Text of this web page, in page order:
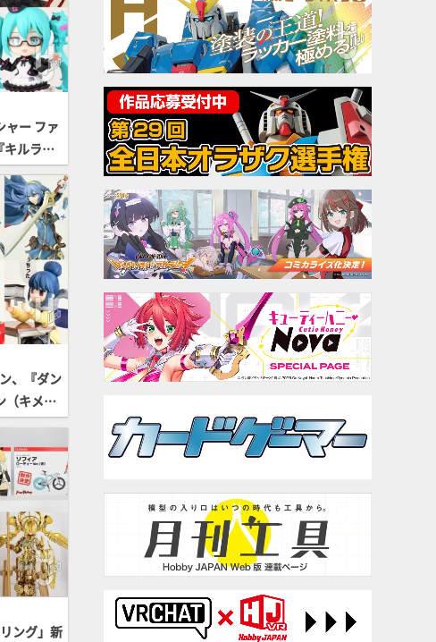
ャー ファ
キルラキ
ミク 20
ェス202
展示⑤】
、『ダン
（キメ
劇場版』
ギュア
トナーメ
ング」新